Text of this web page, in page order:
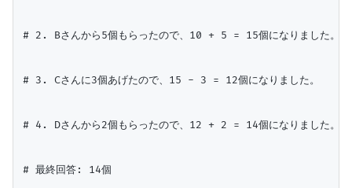
# 2. Bさんから5個もらったので、10 + 5 = 15個になりました。
# 3. Cさんに3個あげたので、15 - 3 = 12個になりました。
# 4. Dさんから2個もらったので、12 + 2 = 14個になりました。
# 最終回答: 14個